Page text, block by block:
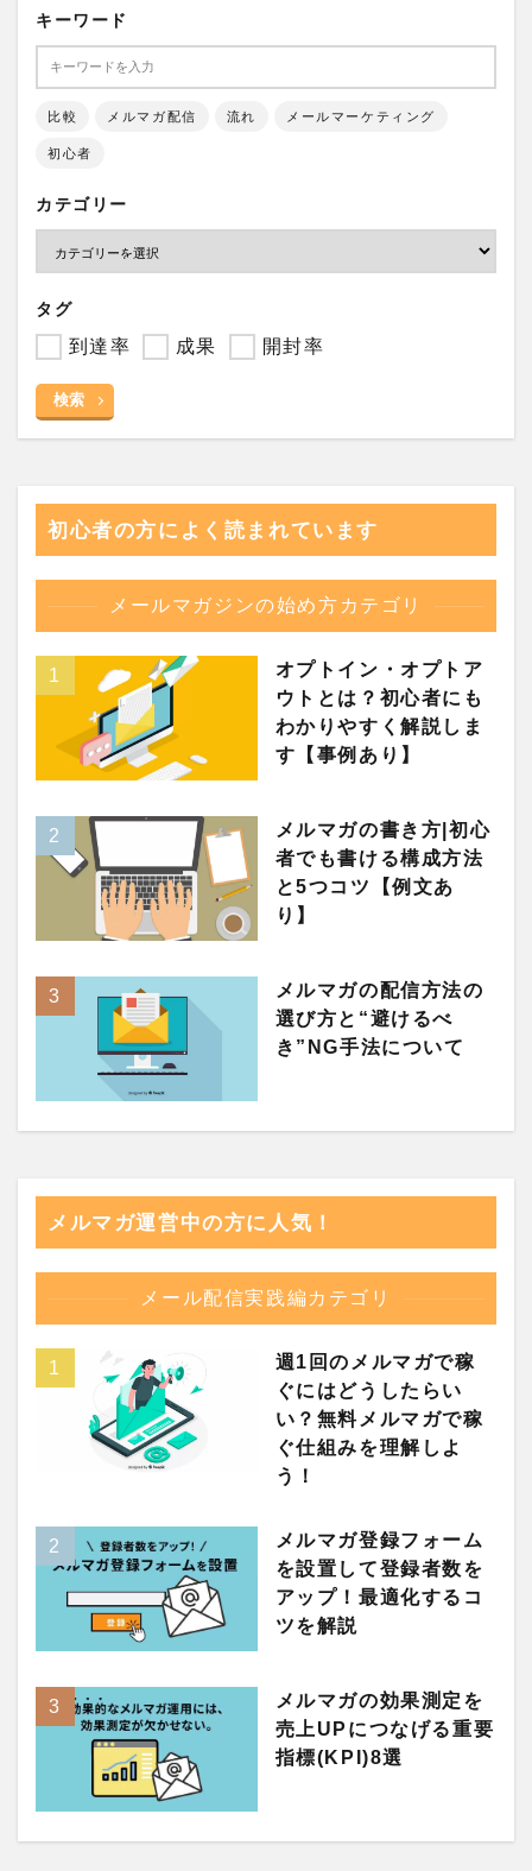
キーワード
比較 メルマガ配信 流れ メールマーケティング
初心者
カテゴリー
タグ
到達率 成果 開封率
検索
初心者の方によく読まれています
メールマガジンの始め方カテゴリ
オプトイン・オプトア
ウトとは？初心者にも
わかりやすく解説しま
す【事例あり】
メルマガの書き方|初心
者でも書ける構成方法
と5つコツ【例文あ
り】
メルマガの配信方法の
選び方と“避けるべ
き”NG手法について
メルマガ運営中の方に人気！
メール配信実践編カテゴリ
週1回のメルマガで稼
ぐにはどうしたらい
い？無料メルマガで稼
ぐ仕組みを理解しよ
う！
メルマガ登録フォーム
を設置して登録者数を
アップ！最適化するコ
ツを解説
メルマガの効果測定を
売上UPにつなげる重要
指標(KPI)8選